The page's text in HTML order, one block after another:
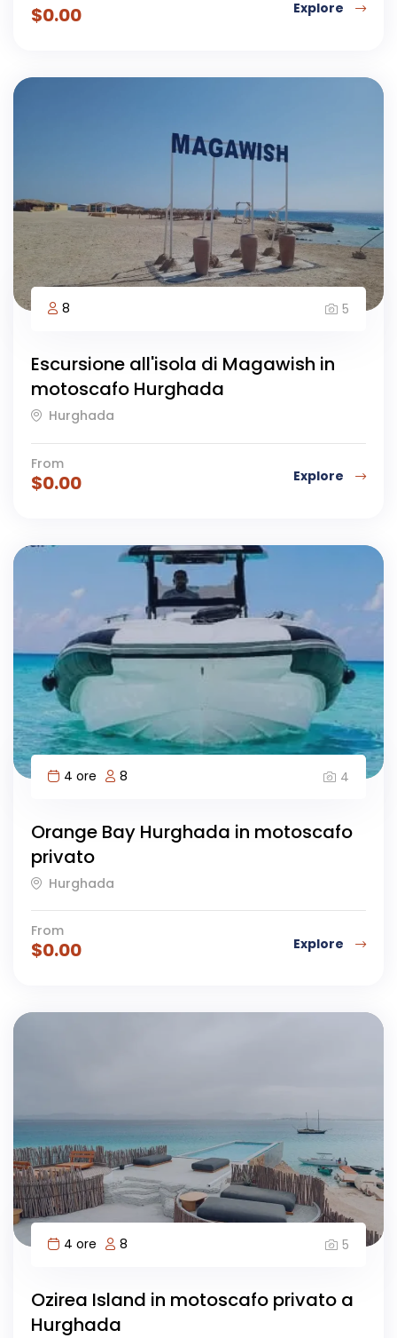
$0.00 Explore
8 5
Escursione all'isola di Magawish in
motoscafo Hurghada
Hurghada
From
$0.00 Explore
4 ore 8 4
Orange Bay Hurghada in motoscafo
privato
Hurghada
From
$0.00 Explore
4 ore 8 5
Ozirea Island in motoscafo privato a
Hurghada